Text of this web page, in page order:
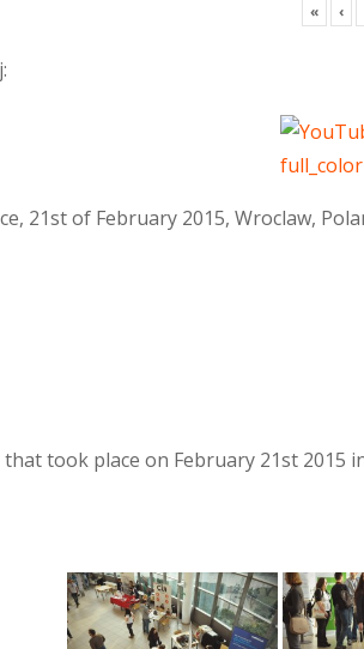
« ‹
21st of February 2015, Wroclaw,
took place on February 21st 2015